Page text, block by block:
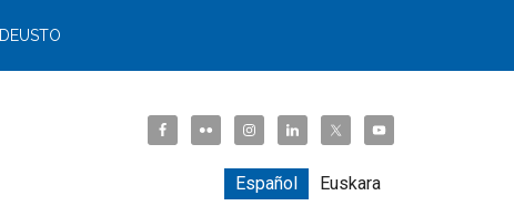
Español Euskara